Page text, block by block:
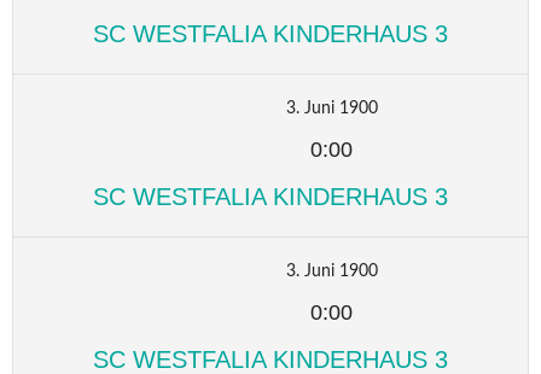
SC WESTFALIA KINDERHAUS 3
3. Juni 1900
0:00
SC WESTFALIA KINDERHAUS 3
3. Juni 1900
0:00
SC WESTFALIA KINDERHAUS 3